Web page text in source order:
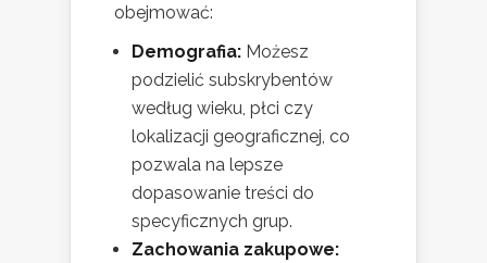
obejmować:
Demografia: Możesz
podzielić subskrybentów
według wieku, płci czy
lokalizacji geograficznej, co
pozwala na lepsze
dopasowanie treści do
specyficznych grup.
Zachowania zakupowe: